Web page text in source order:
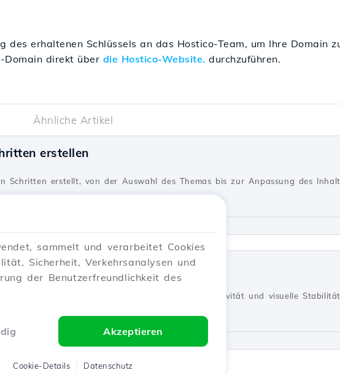
erhaltenen Schlüssels an das Hostico-Team, um Ihre Domain
Domain direkt über die Hostico-Website. durchzuführen.
Ähnliche Artikel
erstellen
Schritten erstellt, von der Auswahl des Themas bis zur Anpassung des
von Google für SEO: Ladegeschwindigkeit, Interaktivität und visuelle
Veröffentlicht am 30/06/2020
sammelt und verarbeitet Cookies
Sicherheit, Verkehrsanalysen und
der Benutzerfreundlichkeit des
Akzeptieren
Cookie-Details Datenschutz